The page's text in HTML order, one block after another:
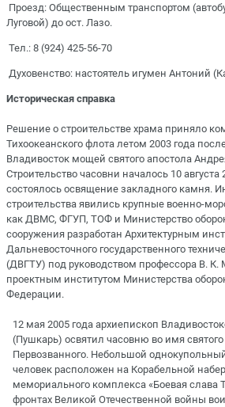
Проезд: Общественным транспортом
Луговой) до ост. Лазо.
Тел.: 8 (924) 425-56-70
Духовенство: настоятель игумен Антоний
Историческая справка
Решение о строительстве храма приняло
Тихоокеанского флота летом 2003 года
Владивосток мощей святого апостола
Строительство часовни началось 10 августа
состоялось освящение закладного камня.
строительства явились крупные военно-
как ДВМС, ФГУП, ТОФ и Министерство
сооружения разработан Архитектурным
Дальневосточного государственного
(ДВГТУ) под руководством профессора В.
проектным институтом Министерства
Федерации.
12 мая 2005 года архиепископ
(Пушкарь) освятил часовню во имя
Первозванного. Небольшой
человек расположен на Корабельной
мемориального комплекса «Боевая
фронтах Великой Отечественной войны